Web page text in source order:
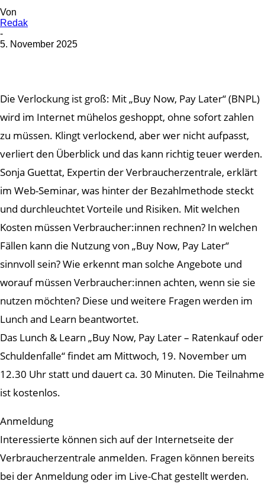
Von
Redak
-
5. November 2025
Die Verlockung ist groß: Mit „Buy Now, Pay Later“ (BNPL)
wird im Internet mühelos geshoppt, ohne sofort zahlen
zu müssen. Klingt verlockend, aber wer nicht aufpasst,
verliert den Überblick und das kann richtig teuer werden.
Sonja Guettat, Expertin der Verbraucherzentrale, erklärt
im Web-Seminar, was hinter der Bezahlmethode steckt
und durchleuchtet Vorteile und Risiken. Mit welchen
Kosten müssen Verbraucher:innen rechnen? In welchen
Fällen kann die Nutzung von „Buy Now, Pay Later“
sinnvoll sein? Wie erkennt man solche Angebote und
worauf müssen Verbraucher:innen achten, wenn sie sie
nutzen möchten? Diese und weitere Fragen werden im
Lunch and Learn beantwortet.
Das Lunch & Learn „Buy Now, Pay Later – Ratenkauf oder
Schuldenfalle“ findet am Mittwoch, 19. November um
12.30 Uhr statt und dauert ca. 30 Minuten. Die Teilnahme
ist kostenlos.
Anmeldung
Interessierte können sich auf der Internetseite der
Verbraucherzentrale anmelden. Fragen können bereits
bei der Anmeldung oder im Live-Chat gestellt werden.